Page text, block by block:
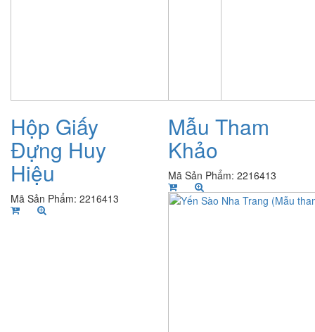
Hộp Giấy
Đựng Huy
Hiệu
Mã Sản Phẩm: 2216413
Mẫu Tham
Khảo
Mã Sản Phẩm: 2216413